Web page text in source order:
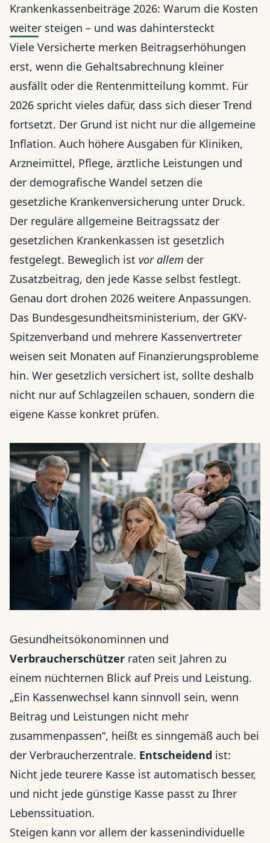
Krankenkassenbeiträge 2026: Warum die Kosten
weiter steigen – und was dahintersteckt
Viele Versicherte merken Beitragserhöhungen
erst, wenn die Gehaltsabrechnung kleiner
ausfällt oder die Rentenmitteilung kommt. Für
2026 spricht vieles dafür, dass sich dieser Trend
fortsetzt. Der Grund ist nicht nur die allgemeine
Inflation. Auch höhere Ausgaben für Kliniken,
Arzneimittel, Pflege, ärztliche Leistungen und
der demografische Wandel setzen die
gesetzliche Krankenversicherung unter Druck.
Der reguläre allgemeine Beitragssatz der
gesetzlichen Krankenkassen ist gesetzlich
festgelegt. Beweglich ist vor allem der
Zusatzbeitrag, den jede Kasse selbst festlegt.
Genau dort drohen 2026 weitere Anpassungen.
Das Bundesgesundheitsministerium, der GKV-
Spitzenverband und mehrere Kassenvertreter
weisen seit Monaten auf Finanzierungsprobleme
hin. Wer gesetzlich versichert ist, sollte deshalb
nicht nur auf Schlagzeilen schauen, sondern die
eigene Kasse konkret prüfen.
Gesundheitsökonominnen und
Verbraucherschützer raten seit Jahren zu
einem nüchternen Blick auf Preis und Leistung.
„Ein Kassenwechsel kann sinnvoll sein, wenn
Beitrag und Leistungen nicht mehr
zusammenpassen“, heißt es sinngemäß auch bei
der Verbraucherzentrale. Entscheidend ist:
Nicht jede teurere Kasse ist automatisch besser,
und nicht jede günstige Kasse passt zu Ihrer
Lebenssituation.
Steigen kann vor allem der kassenindividuelle